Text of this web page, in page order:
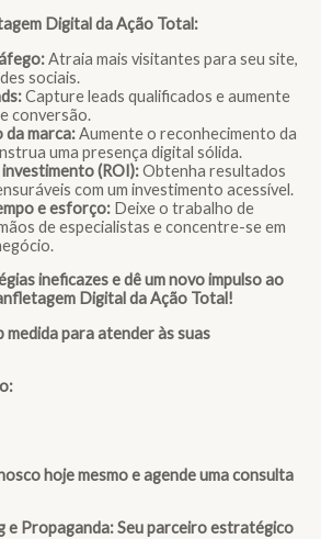
Digital da Ação Total:
Atraia mais visitantes para seu site,
sociais.
Capture leads qualificados e aumente
conversão.
da marca:Aumente o reconhecimento da
uma presença digital sólida.
(ROI):Obtenha resultados
com um investimento acessível.
e esforço: Deixe o trabalho de
de especialistas e concentre-se em
ineficazes e dê um novo impulso ao
Digital da Ação Total!
medida para atender às suas
hoje mesmo e agende uma consulta
e Propaganda: Seu parceiro estratégico